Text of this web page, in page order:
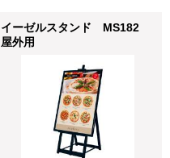
イーゼルスタンド MS182
屋外用